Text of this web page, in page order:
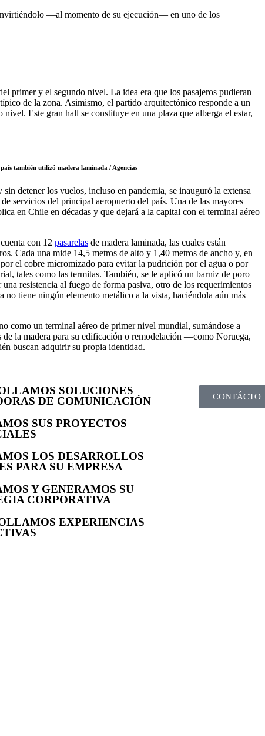
—al momento de su ejecución— en uno de los
primer y el segundo nivel. La idea era que los pasajeros pudieran
de la zona. Asimismo, el partido arquitectónico responde a un
Este gran hall se constituye en una plaza que alberga el estar,
también utilizó madera laminada / Agencias
detener los vuelos, incluso en pandemia, se inauguró la extensa
servicios del principal aeropuerto del país. Una de las mayores
en Chile en décadas y que dejará a la capital con el terminal aéreo
con 12 pasarelas de madera laminada, las cuales están
Cada una mide 14,5 metros de alto y 1,40 metros de ancho y, en
el cobre micromizado para evitar la pudrición por el agua o por
tales como las termitas. También, se le aplicó un barniz de poro
una resistencia al fuego de forma pasiva, otro de los requerimientos
no tiene ningún elemento metálico a la vista, haciéndola aún más
como un terminal aéreo de primer nivel mundial, sumándose a
de la madera para su edificación o remodelación —como Noruega,
buscan adquirir su propia identidad.
SOLUCIONES
DE COMUNICACIÓN
SUS PROYECTOS
LOS DESARROLLOS
PARA SU EMPRESA
Y GENERAMOS SU
CORPORATIVA
EXPERIENCIAS
CONTÁCTO